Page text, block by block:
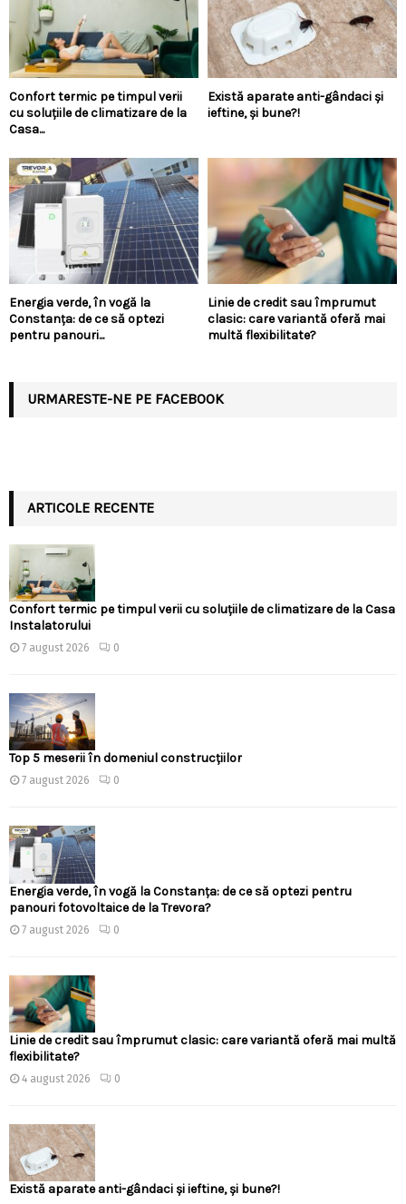
Confort termic pe timpul verii
cu soluțiile de climatizare de la
Casa...
Există aparate anti-gândaci și
ieftine, și bune?!
Energia verde, în vogă la
Constanța: de ce să optezi
pentru panouri...
Linie de credit sau împrumut
clasic: care variantă oferă mai
multă flexibilitate?
URMARESTE-NE PE FACEBOOK
ARTICOLE RECENTE
Confort termic pe timpul verii cu soluțiile de climatizare de la Casa
Instalatorului
7 august 2026 0
Top 5 meserii în domeniul construcțiilor
7 august 2026 0
Energia verde, în vogă la Constanța: de ce să optezi pentru
panouri fotovoltaice de la Trevora?
7 august 2026 0
Linie de credit sau împrumut clasic: care variantă oferă mai multă
flexibilitate?
4 august 2026 0
Există aparate anti-gândaci și ieftine, și bune?!